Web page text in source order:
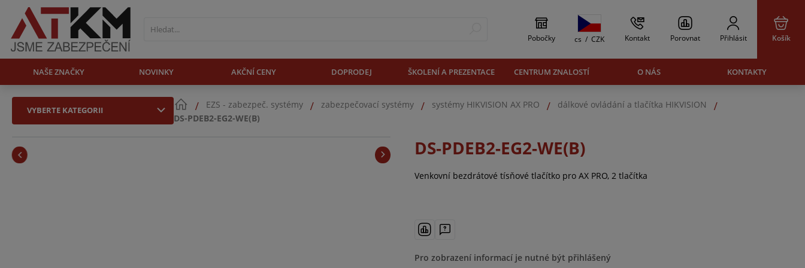
Pobočky cs / CZK Kontakt Porovnat Přihlásit Košík
NAŠE ZNAČKY NOVINKY AKČNÍ CENY DOPRODEJ ŠKOLENÍ A PREZENTACE CENTRUM ZNALOSTÍ O NÁS KONTAKTY
VYBERTE KATEGORII EZS - zabezpeč. systémy zabezpečovací systémy systémy HIKVISION AX PRO
dálkové ovládání a tlačítka HIKVISION
DS-PDEB2-EG2-WE(B)
DS-PDEB2-EG2-WE(B)
Venkovní bezdrátové tísňové tlačítko pro AX PRO, 2 tlačítka
Pro zobrazení informací je nutné být přihlášený